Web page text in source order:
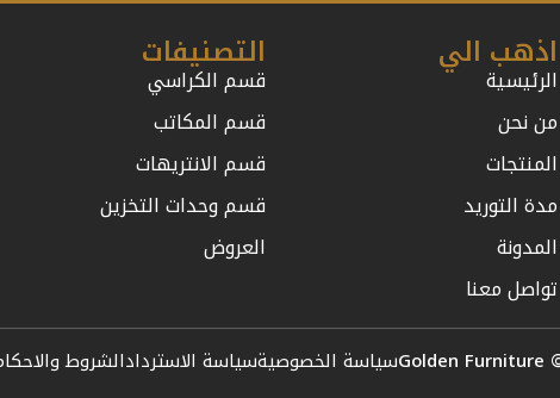
اذهب الي
الرئيسية
من نحن
المنتجات
مدة التوريد
المدونة
تواصل معنا
التصنيفات
قسم الكراسي
قسم المكاتب
قسم الانتريهات
قسم وحدات التخزين
العروض
Golden Furnitureسياسة الخصوصيةسياسة الاستردادالشروط